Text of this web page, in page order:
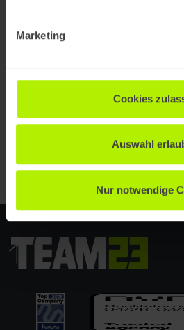
Marketing
Cookies
Auswahl
Nur notwendige
Accessibility Ihre
verbessert
Weitere Blogartikel